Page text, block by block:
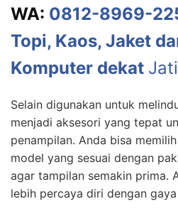
WA: 0812-8969-
Topi, Kaos, Jaket
Komputer dekat Jati
Selain digunakan untuk
menjadi aksesori yang tepat
penampilan. Anda bisa
model yang sesuai dengan
agar tampilan semakin prima.
lebih percaya diri dengan